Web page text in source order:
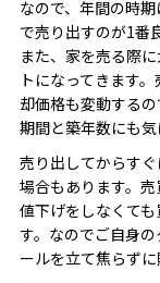
なので、年間の時
で売り出すのが1番
また、家を売る際
トになってきます
却価格も変動する
期間と築年数にも気
売り出してからす
場合もあります。売
値下げをしなくて
す。なのでご自身
ールを立て焦らずに